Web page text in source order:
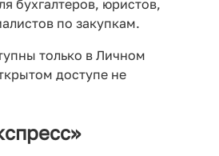
бухгалтеров, юристов,
по закупкам.
только в Личном
доступе не